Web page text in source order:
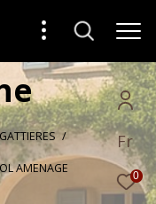
Fr
0
e
GATTIERES
AMENAGE